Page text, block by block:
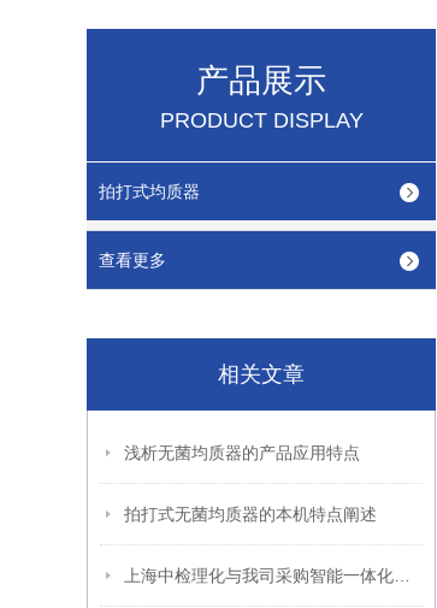
产品展示
PRODUCT DISPLAY
拍打式均质器
查看更多
相关文章
浅析无菌均质器的产品应用特点
拍打式无菌均质器的本机特点阐述